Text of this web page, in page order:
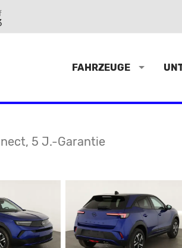
FAHRZEUGE
5 J.-Garantie